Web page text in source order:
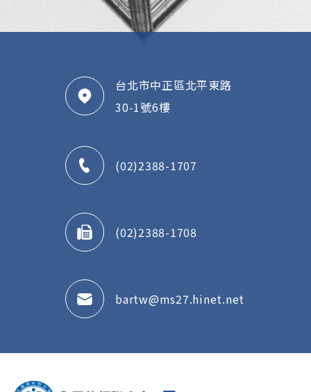
台北市中正區北平東路
30-1號6樓
(02)2388-1707
(02)2388-1708
bartw@ms27.hinet.net